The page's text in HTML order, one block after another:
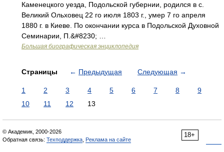
Каменецкого уезда, Подольской губернии, родился в с.
Великий Ольховец 22 го июля 1803 г., умер 7 го апреля
1880 г. в Киеве. По окончании курса в Подольской Духовной
Семинарии, П.&#8230; …
Большая биографическая энциклопедия
Страницы ← Предыдущая Следующая →
1 2 3 4 5 6 7 8
9
10
11 12 13
18+
© Академик, 2000-2026
Обратная связь: Техподдержка Реклама на сайте